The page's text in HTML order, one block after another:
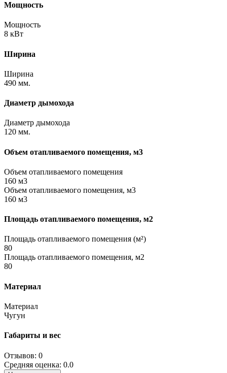
Мощность
Мощность
8 кВт
Ширина
Ширина
490 мм.
Диаметр дымохода
Диаметр дымохода
120 мм.
Объем отапливаемого помещения, м3
Объем отапливаемого помещения
160 м3
Объем отапливаемого помещения, м3
160 м3
Площадь отапливаемого помещения, м2
Площадь отапливаемого помещения (м²)
80
Площадь отапливаемого помещения, м2
80
Материал
Материал
Чугун
Габариты и вес
Отзывов: 0
Средняя оценка: 0.0